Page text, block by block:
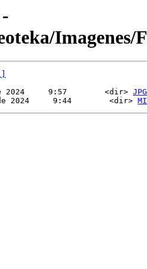
Imagenes/
2024     9:57        <dir> JPG
de 2024     9:44        <dir>